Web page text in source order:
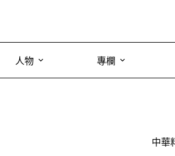
人物 專欄
中華